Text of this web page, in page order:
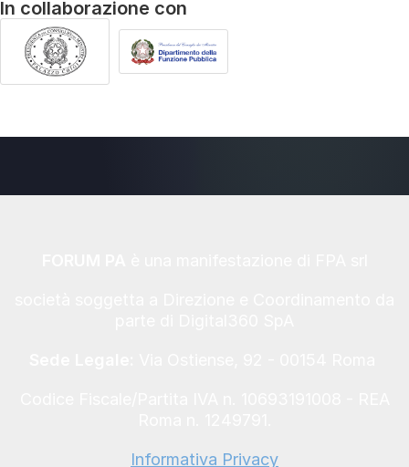
In collaborazione con
Informativa Privacy